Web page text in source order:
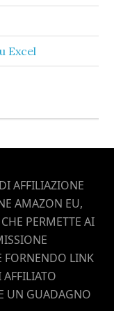
Excel​
AFFILIAZIONE
AMAZON EU,
PERMETTE AI
FORNENDO LINK
UN GUADAGNO